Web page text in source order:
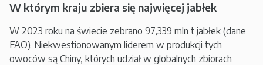
W którym kraju zbiera się najwięcej jabłek
W 2023 roku na świecie zebrano 97,339 mln t jabłek (dane
FAO). Niekwestionowanym liderem w produkcji tych
owoców są Chiny, których udział w globalnych zbiorach